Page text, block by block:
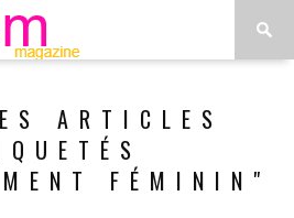
ARTICLES
FÉMININ"